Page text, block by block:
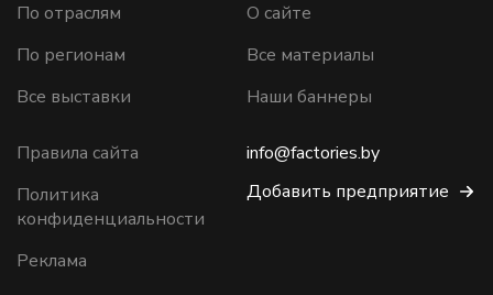
По отраслям
По регионам
Все выставки
О сайте
Все материалы
Наши баннеры
Правила сайта
Политика
конфиденциальности
Реклама
info@factories.by
Добавить предприятие